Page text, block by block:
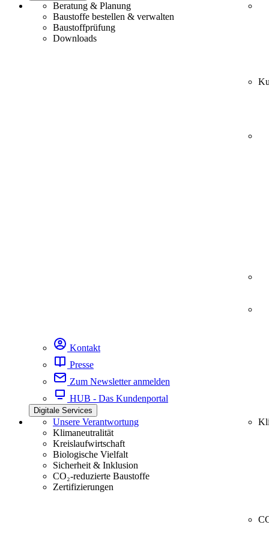
Beratung & Planung
Baustoffe bestellen & verwalten
Baustoffprüfung
Downloads
Kontakt
Presse
Zum Newsletter anmelden
HUB - Das Kundenportal
Digitale Services
Unsere Verantwortung
Klimaneutralität
Kreislaufwirtschaft
Biologische Vielfalt
Sicherheit & Inklusion
CO₂-reduzierte Baustoffe
Zertifizierungen